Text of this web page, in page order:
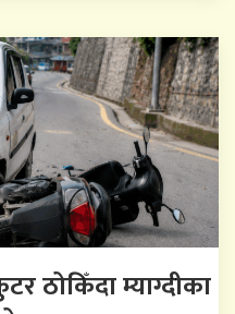
ठोकिँदा म्याग्दीका